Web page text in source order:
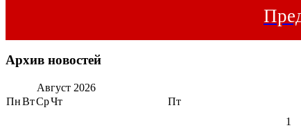
Архив новостей
Август 2026
ПнВтСрЧт Пт
1